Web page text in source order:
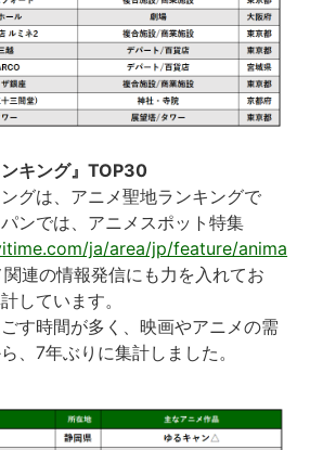
キング』TOP30
グは、アニメ聖地ランキングで
ンでは、アニメスポット特集
ja/area/jp/feature/anima
連の情報発信にも力を入れてお
しています。
す時間が多く、映画やアニメの需
、7年ぶりに集計しました。